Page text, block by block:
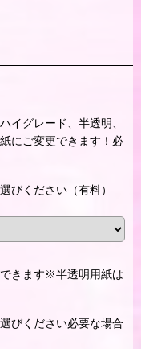
イグレード、半透明、
にご変更できます！必
びください（有料）
きます※半透明用紙は
びください必要な場合